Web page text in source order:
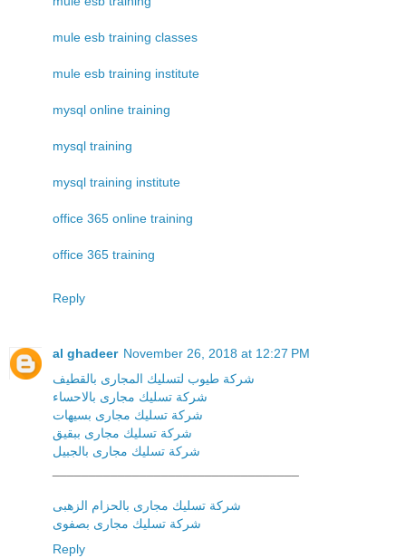
mule esb training classes
mule esb training institute
mysql online training
mysql training
mysql training institute
office 365 online training
office 365 training
Reply
al ghadeer November 26, 2018 at 12:27 PM
شركة طيوب لتسليك المجارى بالقطيف
شركة تسليك مجارى بالاحساء
شركة تسليك مجارى بسيهات
شركة تسليك مجارى ببقيق
شركة تسليك مجارى بالجبيل
شركة تسليك مجارى بالحزام الزهبى
شركة تسليك مجارى بصفوى
Reply